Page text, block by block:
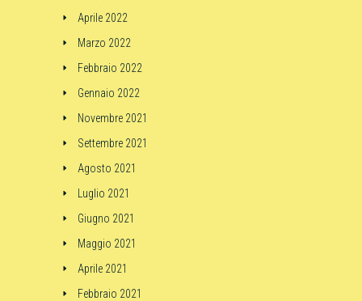
Aprile 2022
Marzo 2022
Febbraio 2022
Gennaio 2022
Novembre 2021
Settembre 2021
Agosto 2021
Luglio 2021
Giugno 2021
Maggio 2021
Aprile 2021
Febbraio 2021